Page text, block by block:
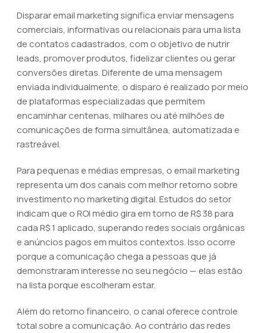
Disparar email marketing significa enviar mensagens
comerciais, informativas ou relacionais para uma lista
de contatos cadastrados, com o objetivo de nutrir
leads, promover produtos, fidelizar clientes ou gerar
conversões diretas. Diferente de uma mensagem
enviada individualmente, o disparo é realizado por meio
de plataformas especializadas que permitem
encaminhar centenas, milhares ou até milhões de
comunicações de forma simultânea, automatizada e
rastreável.
Para pequenas e médias empresas, o email marketing
representa um dos canais com melhor retorno sobre
investimento no marketing digital. Estudos do setor
indicam que o ROI médio gira em torno de R$ 38 para
cada R$ 1 aplicado, superando redes sociais orgânicas
e anúncios pagos em muitos contextos. Isso ocorre
porque a comunicação chega a pessoas que já
demonstraram interesse no seu negócio — elas estão
na lista porque escolheram estar.
Além do retorno financeiro, o canal oferece controle
total sobre a comunicação. Ao contrário das redes